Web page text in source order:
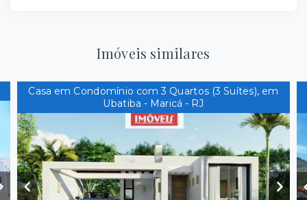
Imóveis similares
Casa em Condomínio com 3 Quartos (3 Suítes), em
Ubatiba - Maricá - RJ